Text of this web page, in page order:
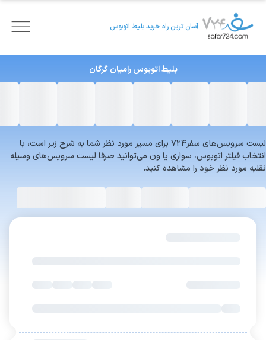
آسان ترین راه خرید بلیط اتوبوس
بلیط اتوبوس رامیان گرگان
لیست سرویس‌های سفر۷۲۴ برای مسیر مورد نظر شما به شرح زیر است، با
انتخاب فیلتر اتوبوس، سواری یا ون می‌توانید صرفا لیست سرویس‌های وسیله
نقلیه مورد نظر خود را مشاهده کنید.